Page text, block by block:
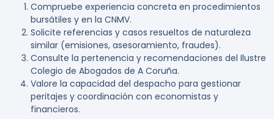
Compruebe experiencia concreta en procedimientos
bursátiles y en la CNMV.
Solicite referencias y casos resueltos de naturaleza
similar (emisiones, asesoramiento, fraudes).
Consulte la pertenencia y recomendaciones del Ilustre
Colegio de Abogados de A Coruña.
Valore la capacidad del despacho para gestionar
peritajes y coordinación con economistas y
financieros.